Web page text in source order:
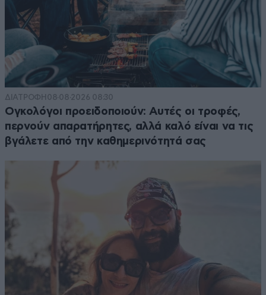
ΔΙΑΤΡΟΦΗ 08·08·2026 08:30
Ογκολόγοι προειδοποιούν: Αυτές οι τροφές,
περνούν απαρατήρητες, αλλά καλό είναι να τις
βγάλετε από την καθημερινότητά σας